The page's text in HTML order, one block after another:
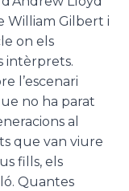
William Gilbert i
on els
intèrprets.
l’escenari
no ha parat
al
que van viure
fills, els
Quantes